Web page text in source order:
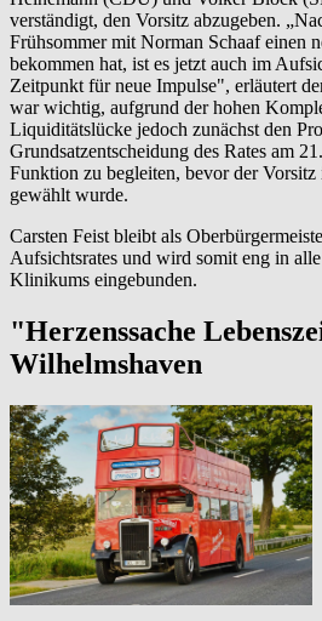
verständigt, den Vorsitz abzugeben.
Frühsommer mit Norman Schaaf einen
bekommen hat, ist es jetzt auch im
Zeitpunkt für neue Impulse", erläutert
war wichtig, aufgrund der hohen
Liquiditätslücke jedoch zunächst den
Grundsatzentscheidung des Rates am
Funktion zu begleiten, bevor der Vorsitz
gewählt wurde.
Carsten Feist bleibt als
Aufsichtsrates und wird somit eng in
Klinikums eingebunden.
"Herzenssache
Wilhelmshaven